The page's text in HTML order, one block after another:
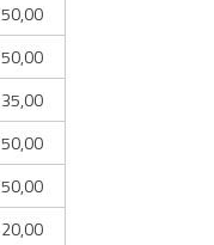
50,00
50,00
35,00
50,00
50,00
20,00